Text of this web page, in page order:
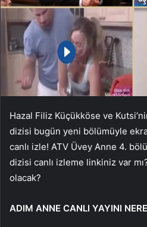
Hazal Filiz Küçükköse ve
dizisi bugün yeni bölümüyle
canlı izle! ATV Üvey Anne 4.
dizisi canlı izleme linkiniz var
olacak?
ADIM ANNE CANLI YAYINI